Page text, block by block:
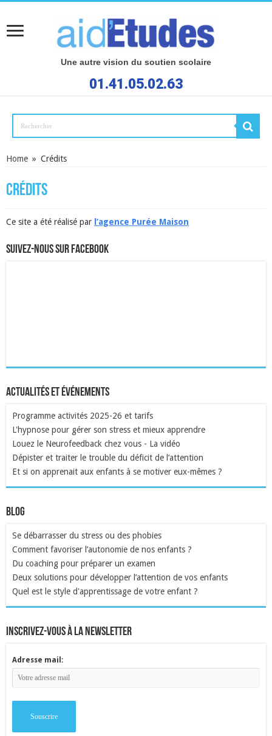
Une autre vision du soutien scolaire
01.41.05.02.63
Home » Crédits
Crédits
Ce site a été réalisé par l’agence Purée Maison
Suivez-nous sur Facebook
Actualités et événements
Programme activités 2025-26 et tarifs
L'hypnose pour gérer son stress et mieux apprendre
Louez le Neurofeedback chez vous - La vidéo
Dépister et traiter le trouble du déficit de l’attention
Et si on apprenait aux enfants à se motiver eux-mêmes ?
Blog
Se débarrasser du stress ou des phobies
Comment favoriser l’autonomie de nos enfants ?
Du coaching pour préparer un examen
Deux solutions pour développer l’attention de vos enfants
Quel est le style d'apprentissage de votre enfant ?
inscrivez-vous à la newsletter
Adresse mail: